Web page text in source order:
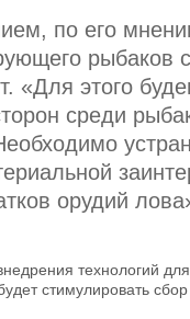
по его
рыбаков
«Для этого
среди
орудий
технологий
стимулировать